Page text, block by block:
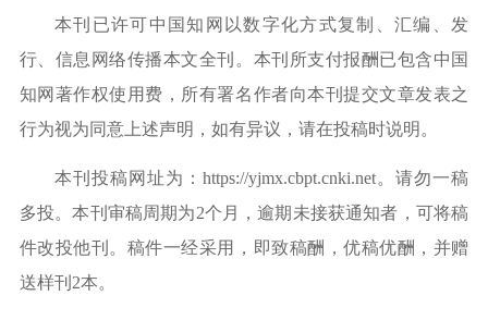
本刊已许可中国知网以数字化方式复制、汇编、发
行、信息网络传播本文全刊。本刊所支付报酬已包含中国
知网著作权使用费，所有署名作者向本刊提交文章发表之
行为视为同意上述声明，如有异议，请在投稿时说明。
本刊投稿网址为：https://yjmx.cbpt.cnki.net。请勿一稿
多投。本刊审稿周期为2个月，逾期未接获通知者，可将稿
件改投他刊。稿件一经采用，即致稿酬，优稿优酬，并赠
送样刊2本。